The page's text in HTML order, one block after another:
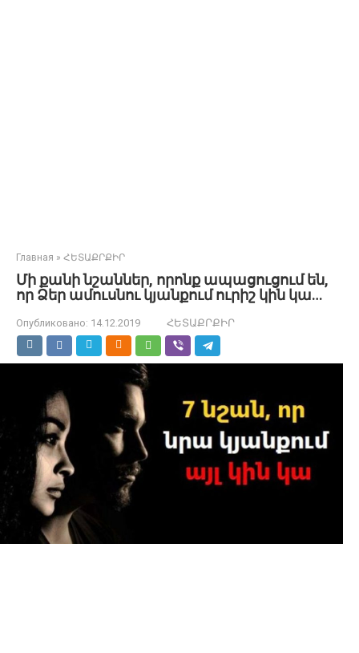
Главная » ՀԵՏԱՔՐՔԻՐ
Մի քանի նշաններ, որոնք ապացուցում են,
որ Ձեր ամուսնու կյանքում ուրիշ կին կա…
Опубликовано: 14.12.2019 ՀԵՏԱՔՐՔԻՐ